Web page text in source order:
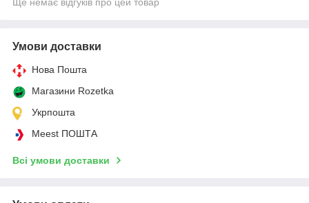
Умови доставки
Нова Пошта
Магазини Rozetka
Укрпошта
Meest ПОШТА
Всі умови доставки